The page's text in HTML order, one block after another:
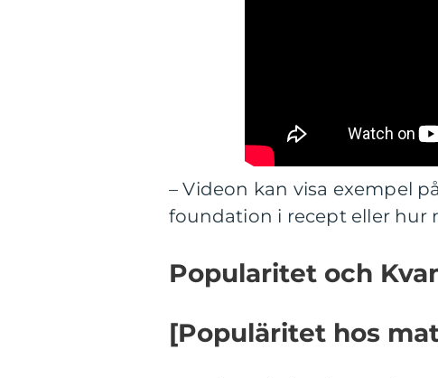
– Videon kan visa exempel
foundation i recept eller hur
Popularitet och
[Populäritet hos